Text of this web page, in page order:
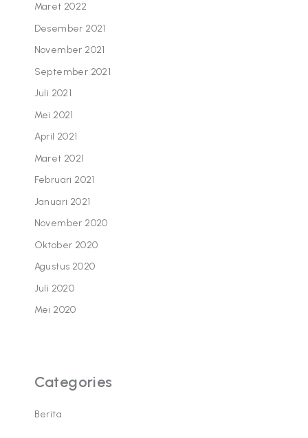
Maret 2022
Desember 2021
November 2021
September 2021
Juli 2021
Mei 2021
April 2021
Maret 2021
Februari 2021
Januari 2021
November 2020
Oktober 2020
Agustus 2020
Juli 2020
Mei 2020
Categories
Berita